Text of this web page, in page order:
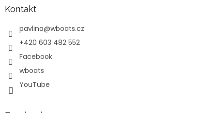
Kontakt
pavlina@wboats.cz
+420 603 482 552
Facebook
wboats
YouTube